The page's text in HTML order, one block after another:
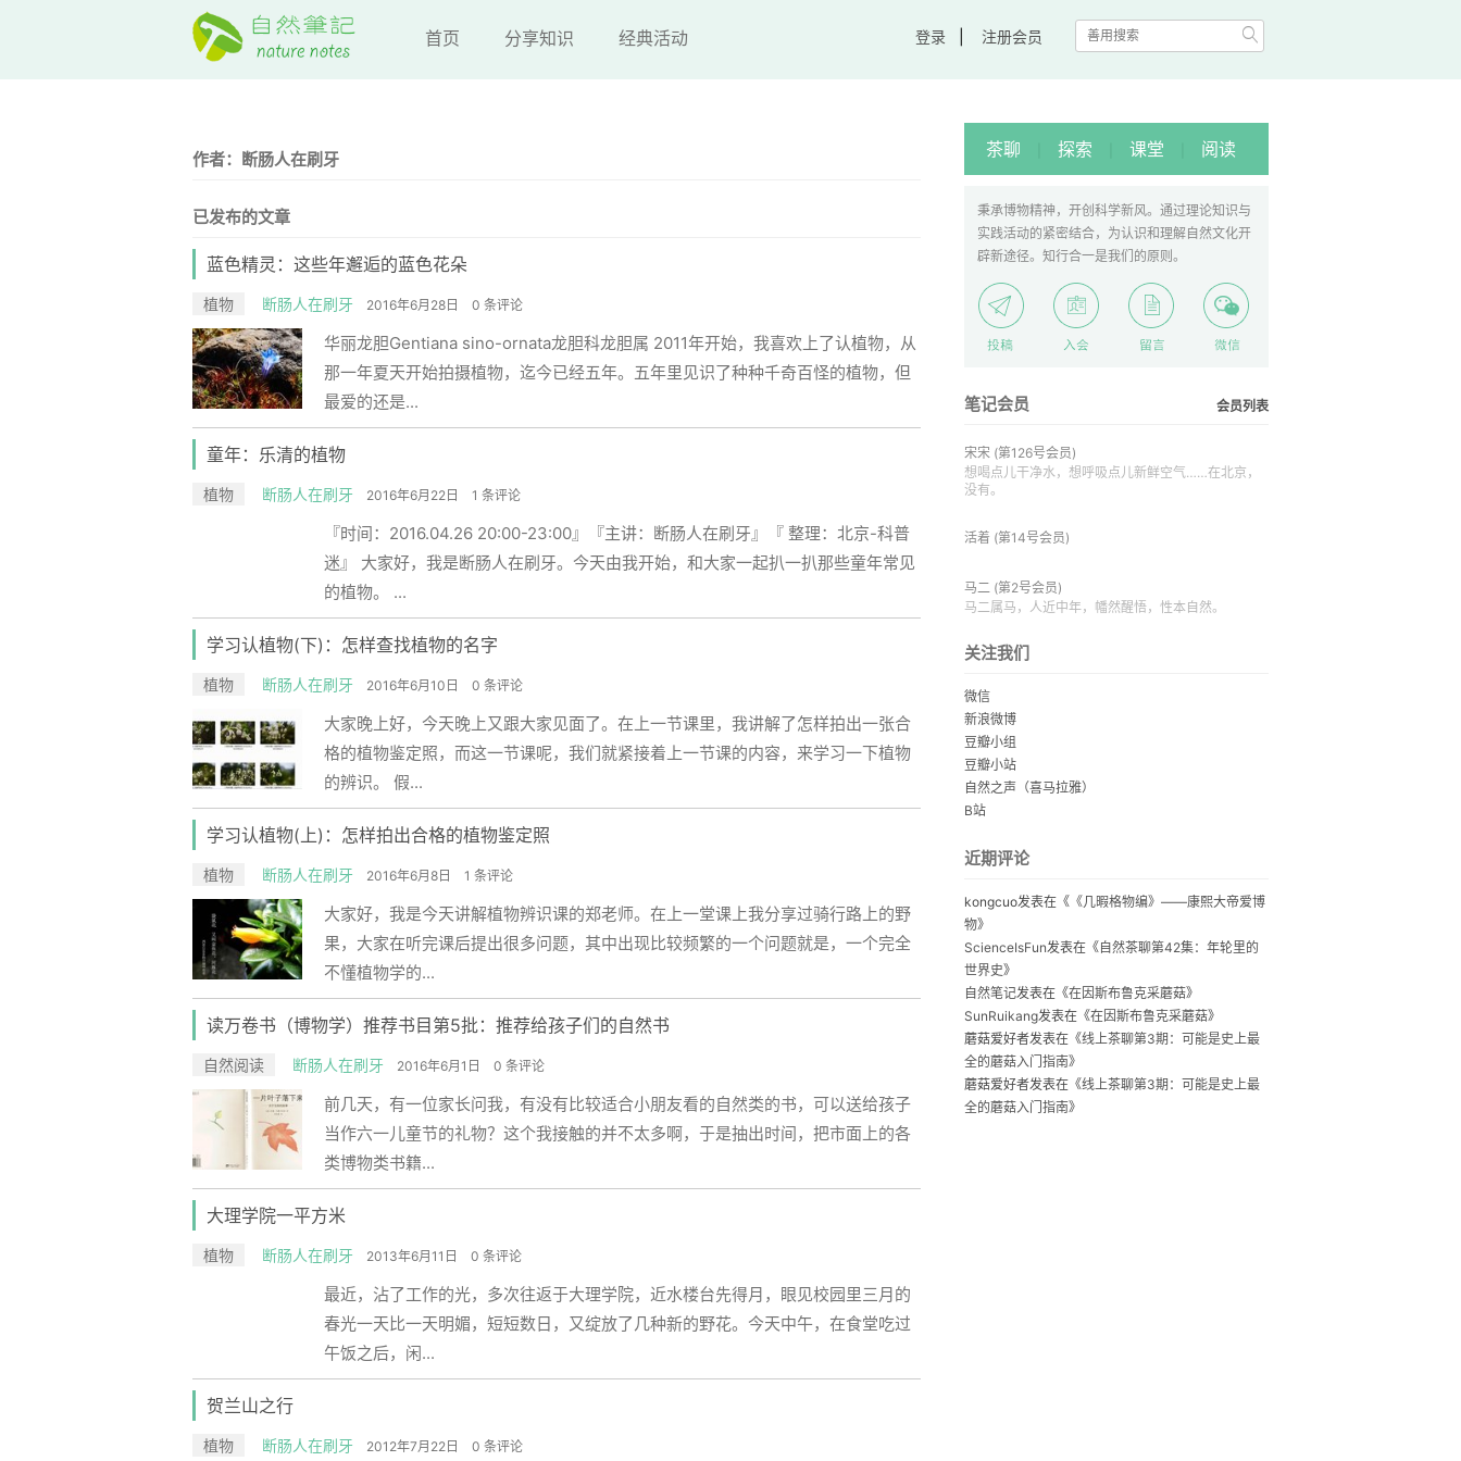
首页 分享知识 经典活动 登录 注册会员 
作者：断肠人在刷牙
已发布的文章
蓝色精灵：这些年邂逅的蓝色花朵
植物 断肠人在刷牙 2016年6月28日 0 条评论
华丽龙胆Gentiana sino-ornata龙胆科龙胆属 2011年开始，我喜欢上了认植物，从
那一年夏天开始拍摄植物，迄今已经五年。五年里见识了种种千奇百怪的植物，但
最爱的还是...
童年：乐清的植物
植物 断肠人在刷牙 2016年6月22日 1 条评论
『时间：2016.04.26 20:00-23:00』『主讲：断肠人在刷牙』『 整理：北京-科普
迷』 大家好，我是断肠人在刷牙。今天由我开始，和大家一起扒一扒那些童年常见
的植物。 ...
学习认植物(下)：怎样查找植物的名字
植物 断肠人在刷牙 2016年6月10日 0 条评论
大家晚上好，今天晚上又跟大家见面了。在上一节课里，我讲解了怎样拍出一张合
格的植物鉴定照，而这一节课呢，我们就紧接着上一节课的内容，来学习一下植物
的辨识。 假...
学习认植物(上)：怎样拍出合格的植物鉴定照
植物 断肠人在刷牙 2016年6月8日 1 条评论
大家好，我是今天讲解植物辨识课的郑老师。在上一堂课上我分享过骑行路上的野
果，大家在听完课后提出很多问题，其中出现比较频繁的一个问题就是，一个完全
不懂植物学的...
读万卷书（博物学）推荐书目第5批：推荐给孩子们的自然书
自然阅读 断肠人在刷牙 2016年6月1日 0 条评论
前几天，有一位家长问我，有没有比较适合小朋友看的自然类的书，可以送给孩子
当作六一儿童节的礼物？这个我接触的并不太多啊，于是抽出时间，把市面上的各
类博物类书籍...
大理学院一平方米
植物 断肠人在刷牙 2013年6月11日 0 条评论
最近，沾了工作的光，多次往返于大理学院，近水楼台先得月，眼见校园里三月的
春光一天比一天明媚，短短数日，又绽放了几种新的野花。今天中午，在食堂吃过
午饭之后，闲...
贺兰山之行
植物 断肠人在刷牙 2012年7月22日 0 条评论
茶聊 探索 课堂 阅读
秉承博物精神，开创科学新风。通过理论知识与
实践活动的紧密结合，为认识和理解自然文化开
辟新途径。知行合一是我们的原则。
笔记会员 会员列表
宋宋 (第126号会员)
想喝点儿干净水，想呼吸点儿新鲜空气……在北京，
没有。
活着 (第14号会员)
马二 (第2号会员)
马二属马，人近中年，幡然醒悟，性本自然。
关注我们
微信
新浪微博
豆瓣小组
豆瓣小站
自然之声（喜马拉雅）
B站
近期评论
kongcuo发表在《 《几暇格物编》——康熙大帝爱博
物》
ScienceIsFun发表在《 自然茶聊第42集：年轮里的
世界史》
自然笔记发表在《在因斯布鲁克采蘑菇》
SunRuikang发表在《在因斯布鲁克采蘑菇》
蘑菇爱好者发表在《线上茶聊第3期：可能是史上最
全的蘑菇入门指南》
蘑菇爱好者发表在《线上茶聊第3期：可能是史上最
全的蘑菇入门指南》